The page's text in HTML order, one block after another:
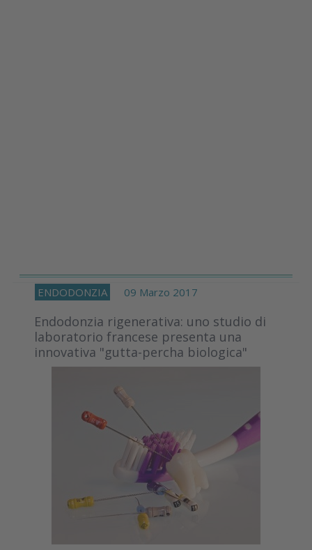
ENDODONZIA 09 Marzo 2017
Endodonzia rigenerativa: uno studio di
laboratorio francese presenta una
innovativa "gutta-percha biologica"